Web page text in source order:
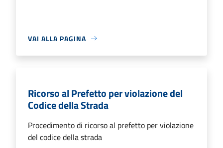
VAI ALLA PAGINA
Ricorso al Prefetto per violazione del
Codice della Strada
Procedimento di ricorso al prefetto per violazione
del codice della strada